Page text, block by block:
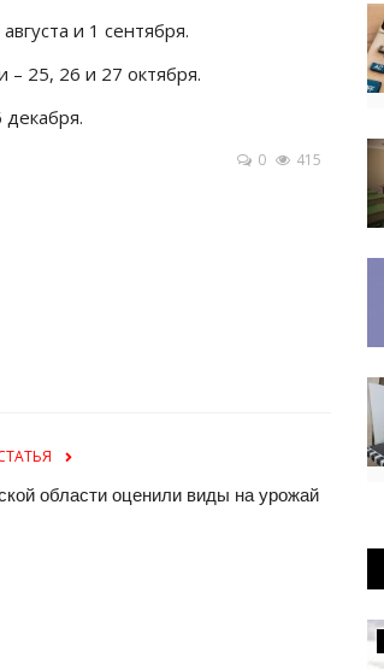
и 1 сентября.
– 25, 26 и 27 октября.
0 415
области оценили виды на урожай